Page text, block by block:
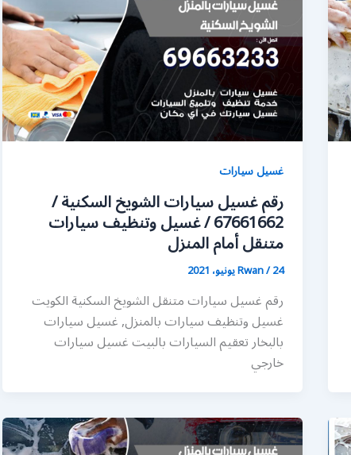
غسيل سيارات
رقم غسيل سيارات الشويخ السكنية /
67661662 / غسيل وتنظيف سيارات
متنقل أمام المنزل
Rwan/24 يونيو، 2021
رقم غسيل سيارات متنقل الشويخ السكنية الكويت
غسيل وتنظيف سيارات بالمنزل, غسيل سيارات
بالبخار تعقيم السيارات بالبيت غسيل سيارات
خارجي